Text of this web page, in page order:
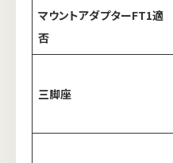
マウントアダプターFT1適
否
三脚座